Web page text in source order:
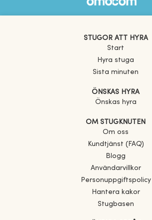
STUGOR ATT HYRA
Start
Hyra stuga
Sista minuten
ÖNSKAS HYRA
Önskas hyra
OM STUGKNUTEN
Om oss
Kundtjänst (FAQ)
Blogg
Användarvillkor
Personuppgiftspolicy
Hantera kakor
Stugbasen